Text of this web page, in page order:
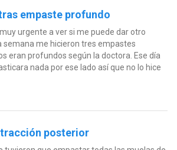
empaste profundo
urgente a ver si me puede dar otro
semana me hicieron tres empastes
eran profundos según la doctora. Ese día
nada por ese lado así que no lo hice
posterior